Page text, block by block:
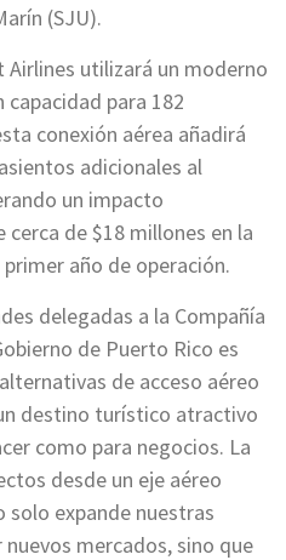
(SJU).
Airlines utilizará un moderno
capacidad para 182
conexión aérea añadirá
adicionales al
un impacto
de $18 millones en la
año de operación.
delegadas a la Compañía
de Puerto Rico es
de acceso aéreo
destino turístico atractivo
como para negocios. La
desde un eje aéreo
solo expande nuestras
mercados, sino que